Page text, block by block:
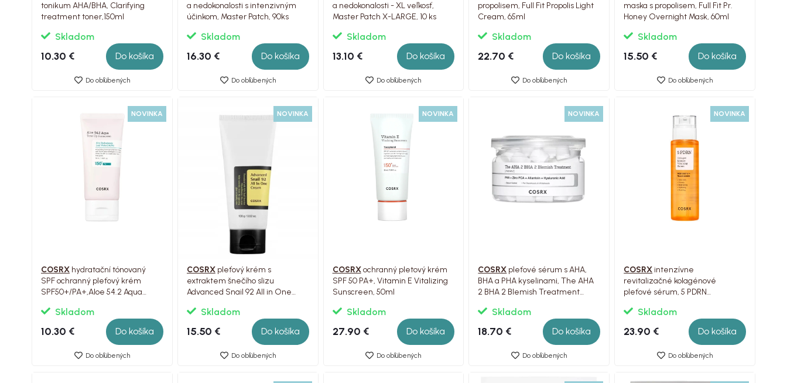
tonikum AHA/BHA, Clarifying
treatment toner,150ml
Skladom
10.30 € Do košíka
Do obľúbených
a nedokonalosti s intenzivným
účinkom, Master Patch, 90ks
Skladom
16.30 € Do košíka
Do obľúbených
a nedokonalosti - XL veľkosť,
Master Patch X-LARGE, 10 ks
Skladom
13.10 € Do košíka
Do obľúbených
propolisem, Full Fit Propolis Light
Cream, 65ml
Skladom
22.70 € Do košíka
Do obľúbených
maska s propolisem, Full Fit Pr.
Honey Overnight Mask, 60ml
Skladom
15.50 € Do košíka
Do obľúbených
NOVINKA
COSRX hydratační tónovaný
SPF ochranný pleťový krém
SPF50+/PA+,Aloe 54.2 Aqua
Skladom
10.30 € Do košíka
Do obľúbených
NOVINKA
COSRXpleťový krém s
extraktem šnečího slizu
Advanced Snail 92 All in One
Skladom
15.50 € Do košíka
Do obľúbených
NOVINKA
COSRXochranný pletový krém
SPF 50 PA+, Vitamin E Vitalizing
Sunscreen, 50ml
Skladom
27.90 € Do košíka
Do obľúbených
NOVINKA
COSRX pleťové sérum s AHA,
BHA a PHA kyselinami, The AHA
2 BHA 2 Blemish Treatment
Skladom
18.70 € Do košíka
Do obľúbených
NOVINKA
COSRXintenzívne
revitalizačné kolagénové
pleťové sérum, 5 PDRN
Serum, 100ml
Skladom
23.90 € Do košíka
Do obľúbených